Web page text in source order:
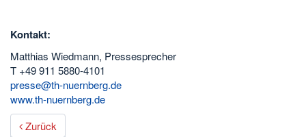
Kontakt:
Matthias Wiedmann, Pressesprecher
T +49 911 5880-4101
presse@th-nuernberg.de
www.th-nuernberg.de
Zurück